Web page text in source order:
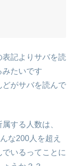
表記よりサバを読
みたいです
がサバを読んで
する人数は、
な200人を超え
いるってことに